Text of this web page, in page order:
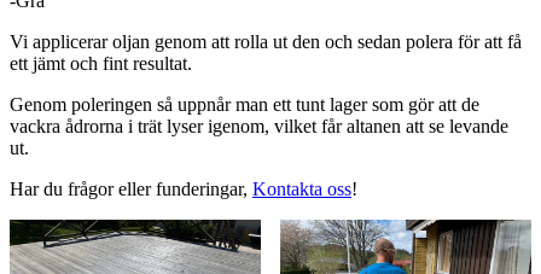
Vi applicerar oljan genom att rolla ut den och sedan polera för att få
ett jämt och fint resultat.
Genom poleringen så uppnår man ett tunt lager som gör att de
vackra ådrorna i trät lyser igenom, vilket får altanen att se levande
ut.
Har du frågor eller funderingar, Kontakta oss!